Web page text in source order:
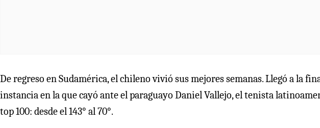
De regreso en Sudamérica, el chileno vivió sus mejores semanas. Llegó a la
instancia en la que cayó ante el paraguayo Daniel Vallejo, el tenista
top 100: desde el 143° al 70°.